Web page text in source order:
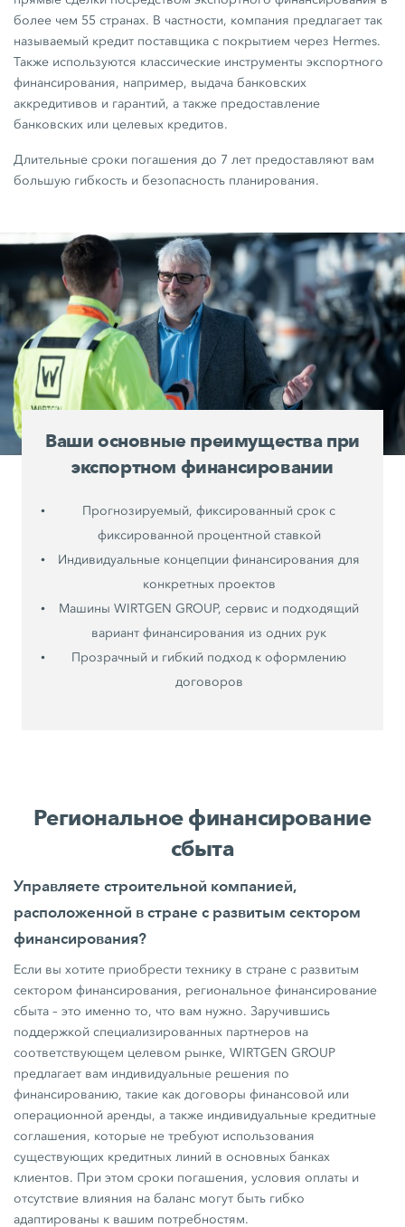
более чем 55 странах. В частности, компания предлагает так
называемый кредит поставщика с покрытием через Hermes.
Также используются классические инструменты экспортного
финансирования, например, выдача банковских
аккредитивов и гарантий, а также предоставление
банковских или целевых кредитов.
Длительные сроки погашения до 7 лет предоставляют вам
большую гибкость и безопасность планирования.
Ваши основные преимущества при
экспортном финансировании
Прогнозируемый, фиксированный срок с
фиксированной процентной ставкой
Индивидуальные концепции финансирования для
конкретных проектов
Машины WIRTGEN GROUP, сервис и подходящий
вариант финансирования из одних рук
Прозрачный и гибкий подход к оформлению
договоров
Региональное финансирование
сбыта
Управляете строительной компанией,
расположенной в стране с развитым сектором
финансирования?
Если вы хотите приобрести технику в стране с развитым
сектором финансирования, региональное финансирование
сбыта – это именно то, что вам нужно. Заручившись
поддержкой специализированных партнеров на
соответствующем целевом рынке, WIRTGEN GROUP
предлагает вам индивидуальные решения по
финансированию, такие как договоры финансовой или
операционной аренды, а также индивидуальные кредитные
соглашения, которые не требуют использования
существующих кредитных линий в основных банках
клиентов. При этом сроки погашения, условия оплаты и
отсутствие влияния на баланс могут быть гибко
адаптированы к вашим потребностям.